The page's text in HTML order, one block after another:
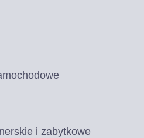
i zabytkowe